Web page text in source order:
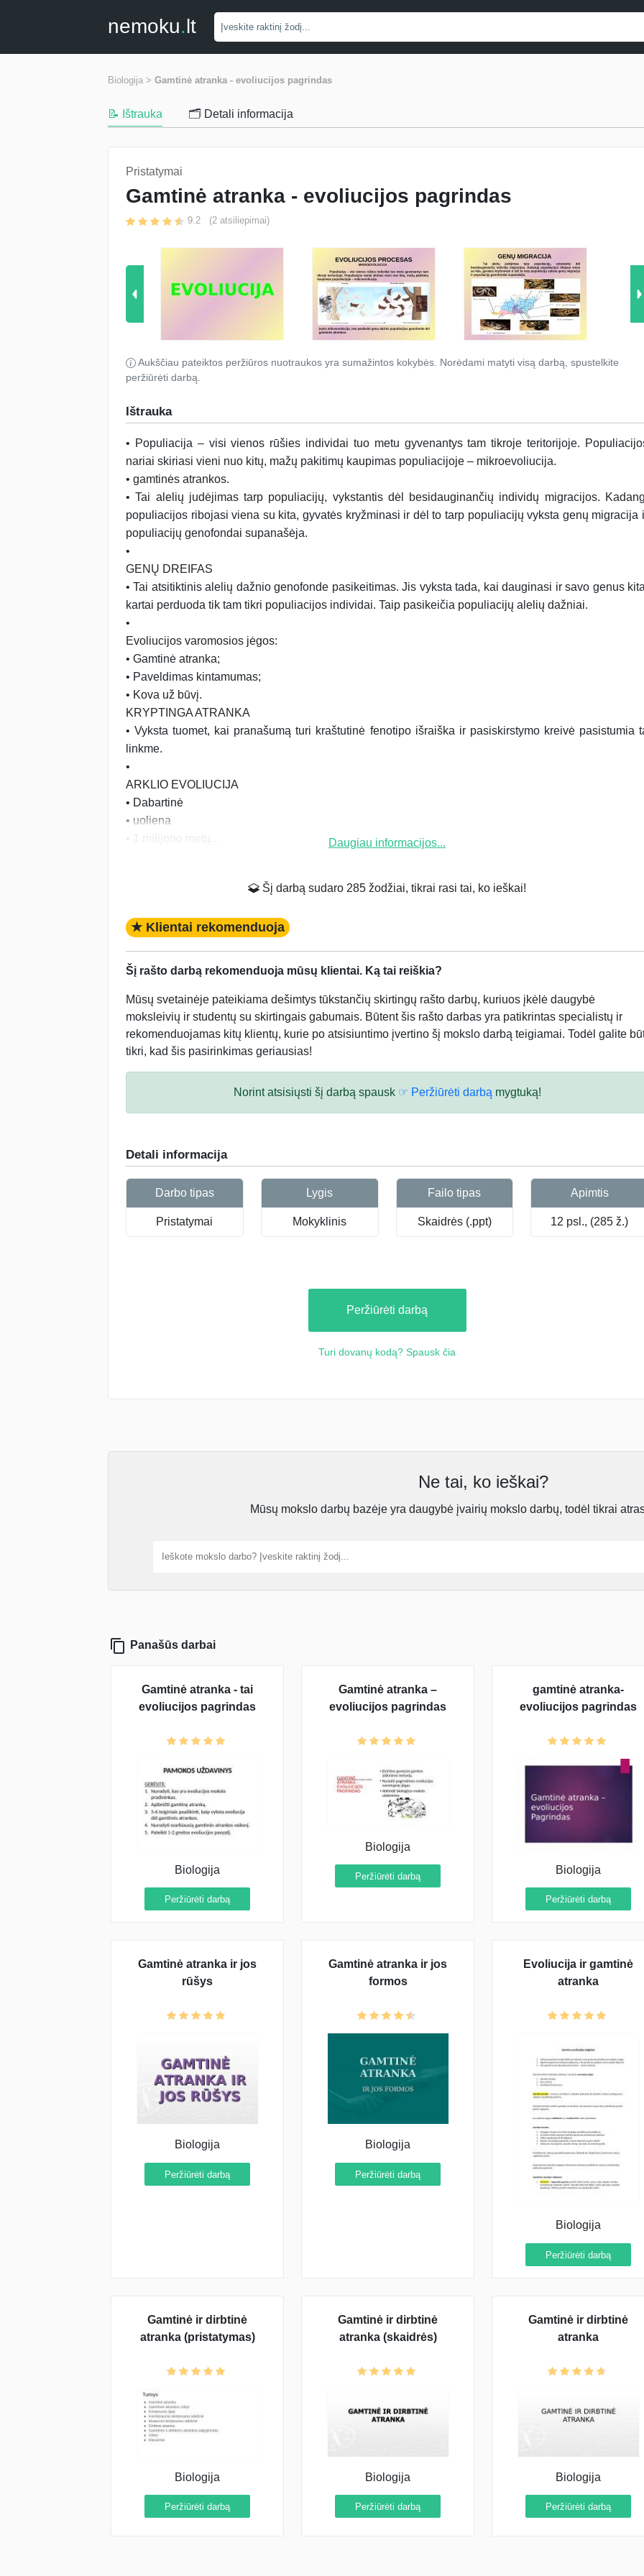
nemoku.lt
Biologija > Gamtinė atranka - evoliucijos pagrindas
📝 Ištrauka 🗂️ Detali informacija
Pristatymai
Gamtinė atranka - evoliucijos pagrindas
9.2 (2 atsiliepimai)
Aukščiau pateiktos peržiūros nuotraukos yra sumažintos kokybės. Norėdami matyti visą darbą, spustelkite
peržiūrėti darbą.
Ištrauka
• Populiacija – visi vienos rūšies individai tuo metu gyvenantys tam tikroje teritorijoje.
nariai skiriasi vieni nuo kitų, mažų pakitimų kaupimas populiacijoje – mikroevoliucija.
• gamtinės atrankos.
• Tai alelių judėjimas tarp populiacijų, vykstantis dėl besidauginančių individų migracijos.
populiacijos ribojasi viena su kita, gyvatės kryžminasi ir dėl to tarp populiacijų vyksta genų migracija
populiacijų genofondai supanašėja.
•
GENŲ DREIFAS
• Tai atsitiktinis alelių dažnio genofonde pasikeitimas. Jis vyksta tada, kai dauginasi ir savo genus
kartai perduoda tik tam tikri populiacijos individai. Taip pasikeičia populiacijų alelių dažniai.
•
Evoliucijos varomosios jėgos:
• Gamtinė atranka;
• Paveldimas kintamumas;
• Kova už būvį.
KRYPTINGA ATRANKA
• Vyksta tuomet, kai pranašumą turi kraštutinė fenotipo išraiška ir pasiskirstymo kreivė pasistumia
linkme.
•
ARKLIO EVOLIUCIJA
• Dabartinė
• uoliena
Daugiau informacijos...
Šį darbą sudaro 285 žodžiai, tikrai rasi tai, ko ieškai!
★ Klientai rekomenduoja
Šį rašto darbą rekomenduoja mūsų klientai. Ką tai reiškia?
Mūsų svetainėje pateikiama dešimtys tūkstančių skirtingų rašto darbų, kuriuos įkėlė daugybė
moksleivių ir studentų su skirtingais gabumais. Būtent šis rašto darbas yra patikrintas specialistų ir
rekomenduojamas kitų klientų, kurie po atsisiuntimo įvertino šį mokslo darbą teigiamai. Todėl galite
tikri, kad šis pasirinkimas geriausias!
Norint atsisiųsti šį darbą spausk ☞ Peržiūrėti darbąmygtuką!
Detali informacija
Darbo tipas
Pristatymai
Lygis
Mokyklinis
Failo tipas
Skaidrės (.ppt)
Apimtis
12 psl., (285 ž.)
Peržiūrėti darbą
Turi dovanų kodą? Spausk čia
Ne tai, ko ieškai?
Mūsų mokslo darbų bazėje yra daugybė įvairių mokslo darbų, todėl tikrai
Panašūs darbai
Gamtinė atranka - tai
evoliucijos pagrindas
Biologija
Peržiūrėti darbą
Gamtinė atranka –
evoliucijos pagrindas
Biologija
Peržiūrėti darbą
gamtinė atranka-
evoliucijos pagrindas
Biologija
Peržiūrėti darbą
Gamtinė atranka ir jos
rūšys
Biologija
Peržiūrėti darbą
Gamtinė atranka ir jos
formos
Biologija
Peržiūrėti darbą
Evoliucija ir gamtinė
atranka
Biologija
Peržiūrėti darbą
Gamtinė ir dirbtinė
atranka (pristatymas)
Biologija
Peržiūrėti darbą
Gamtinė ir dirbtinė
atranka (skaidrės)
Biologija
Peržiūrėti darbą
Gamtinė ir dirbtinė
atranka
Biologija
Peržiūrėti darbą